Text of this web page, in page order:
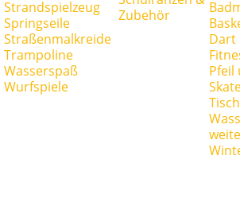
Strandspielzeug
Springseile
Straßenmalkreide
Trampoline
Wasserspaß
Wurfspiele
Zubehör
Dart
Pfeil